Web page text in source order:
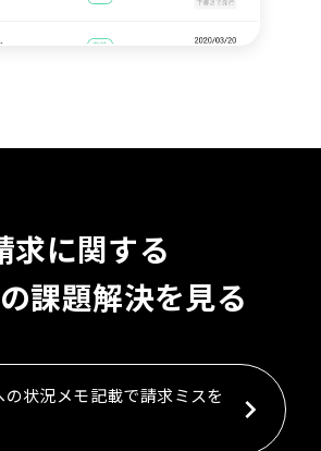
求に関する
課題解決を見る
の状況メモ記載で請求ミスを